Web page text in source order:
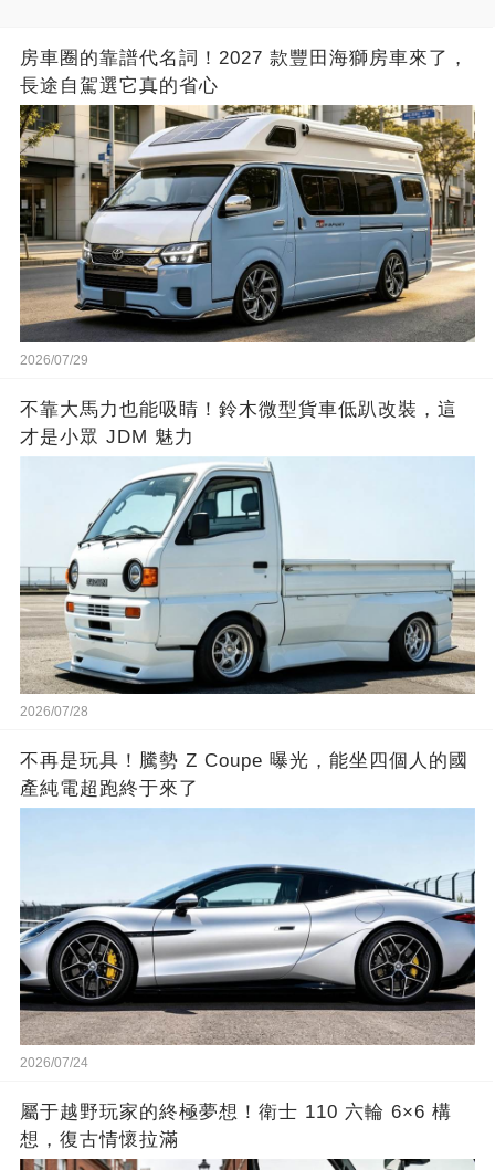
房車圈的靠譜代名詞！2027 款豐田海獅房車來了，
長途自駕選它真的省心
2026/07/29
不靠大馬力也能吸睛！鈴木微型貨車低趴改裝，這
才是小眾 JDM 魅力
2026/07/28
不再是玩具！騰勢 Z Coupe 曝光，能坐四個人的國
產純電超跑終于來了
2026/07/24
屬于越野玩家的終極夢想！衛士 110 六輪 6×6 構
想，復古情懷拉滿